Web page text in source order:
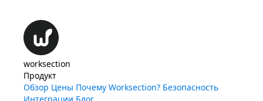
worksection
Продукт
Обзор Цены Почему Worksection? Безопасность